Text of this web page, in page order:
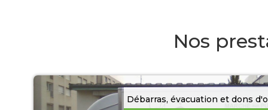
Nos
Débarras, évacuation et dons